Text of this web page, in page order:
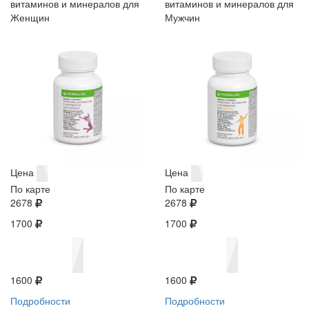
витаминов и минералов для
Женщин
Цена
По карте
2678
1700
1600
Подробности
витаминов и минералов для
Мужчин
Цена
По карте
2678
1700
1600
Подробности